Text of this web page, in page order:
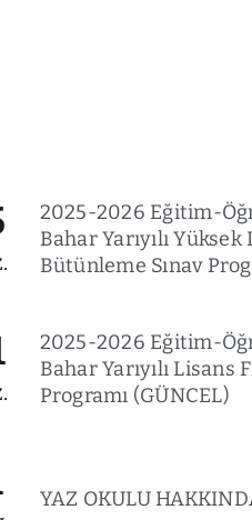
2025-2026 Eğitim-
Bahar Yarıyılı Yüksek
Bütünleme Sınav
2025-2026 Eğitim-
Bahar Yarıyılı Lisans
Programı (GÜNCEL)
YAZ OKULU